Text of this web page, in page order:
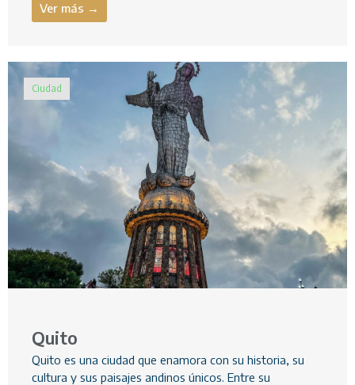
Ver más →
Ciudad
Quito
Quito es una ciudad que enamora con su historia, su
cultura y sus paisajes andinos únicos. Entre su